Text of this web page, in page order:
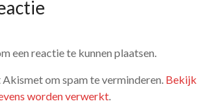
een reactie te kunnen plaatsen.
om spam te verminderen. Bekijk
worden verwerkt.